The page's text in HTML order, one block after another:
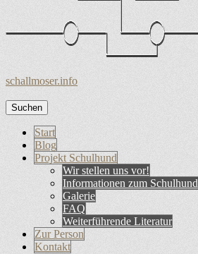
schallmoser.info
Suchen
nach:
Primäres
Menü
Zum
Inhalt
springen
Start
Blog
Projekt Schulhund
Wir stellen uns vor!
Informationen zum Schulhund
Galerie
FAQ
Weiterführende Literatur
Zur Person
Kontakt